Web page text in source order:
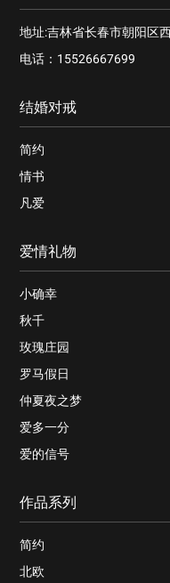
地址:吉林省长春市朝阳区
电话：15526667699
结婚对戒
简约
情书
凡爱
爱情礼物
小确幸
秋千
玫瑰庄园
罗马假日
仲夏夜之梦
爱多一分
爱的信号
作品系列
简约
北欧